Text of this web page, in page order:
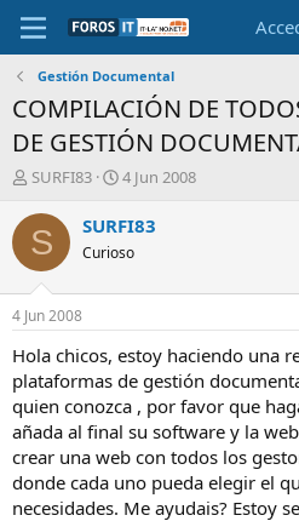
Gestión Documental
COMPILACIÓN DE
DE GESTIÓN
I
i
c
a
o
r
d
e
l
t
e
m
a
SURFI83
F
c
a
i
n
c
i
o
4 Jun 2008
S SURFI83
Curioso
4 Jun 2008
Hola chicos, estoy haciendo una
plataformas de gestión
quien conozca , por favor que
añada al final su software y la
crear una web con todos los
donde cada uno pueda elegir el
necesidades. Me ayudais? Estoy